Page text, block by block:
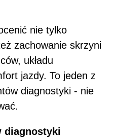
nie tylko
zachowanie skrzyni
układu
jazdy. To jeden z
diagnostyki - nie
diagnostyki